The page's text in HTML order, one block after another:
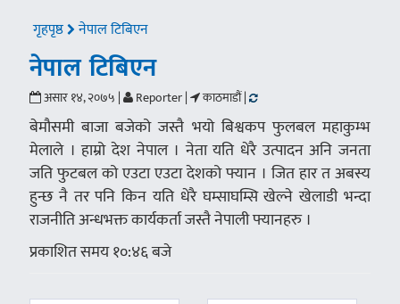
गृहपृष्ठ नेपाल टिबिएन
नेपाल टिबिएन
असार १४, २०७५ | Reporter | काठमाडौं |
बेमौसमी बाजा बजेको जस्तै भयो बिश्वकप फुलबल महाकुम्भ
मेलाले । हाम्रो देश नेपाल । नेता यति धेरै उत्पादन अनि जनता
जति फुटबल को एउटा एउटा देशको फ्यान । जित हार त अबस्य
हुन्छ नै तर पनि किन यति धेरै घम्साघम्सि खेल्ने खेलाडी भन्दा
राजनीति अन्धभक्त कार्यकर्ता जस्तै नेपाली फ्यानहरु ।
प्रकाशित समय १०:४६ बजे